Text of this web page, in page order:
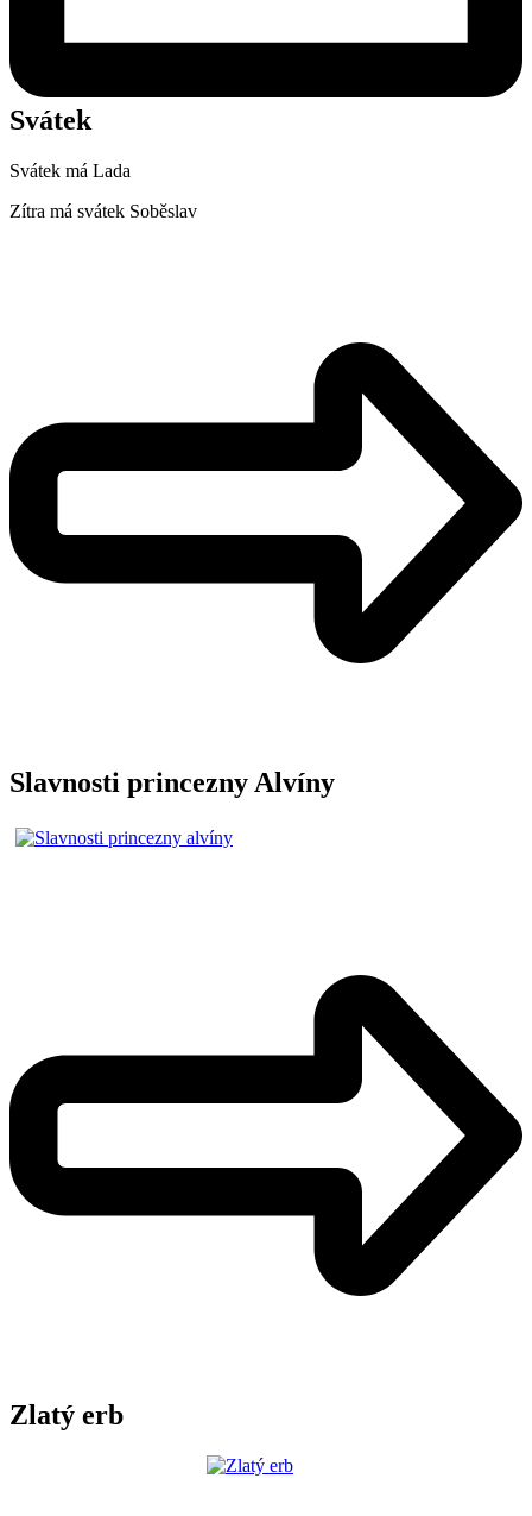
Svátek
Svátek má Lada
Zítra má svátek Soběslav
Slavnosti princezny Alvíny
Zlatý erb